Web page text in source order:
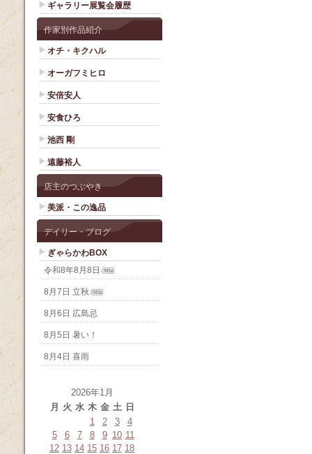
ギャラリー展覧会履歴
作家別作品紹介
オチ・キクハル
オーガフミヒロ
安倍安人
安食ひろ
池西 剛
遠藤裕人
店主のつぶやき
美派・この逸品
デイリー・ブログ
ぎゃらかわBOX
令和8年8月8日
8月7日 立秋
8月6日 広島忌
8月5日 暑い！
8月4日 喜雨
2026年1月
月
火 水 木 金 土 日
1 2 3
4
5
6 7 8 9 10 11
12 13 14 15 16 17 18